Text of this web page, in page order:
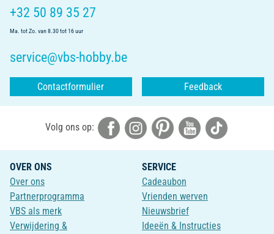
+32 50 89 35 27
Ma. tot Zo. van 8.30 tot 16 uur
service@vbs-hobby.be
Contactformulier Feedback
Volg ons op:
OVER ONS
Over ons
Partnerprogramma
VBS als merk
Verwijdering &
SERVICE
Cadeaubon
Vrienden werven
Nieuwsbrief
Ideeën & Instructies